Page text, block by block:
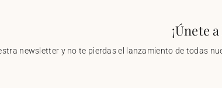
¡Únete
newsletter y no te pierdas el lanzamiento de todas